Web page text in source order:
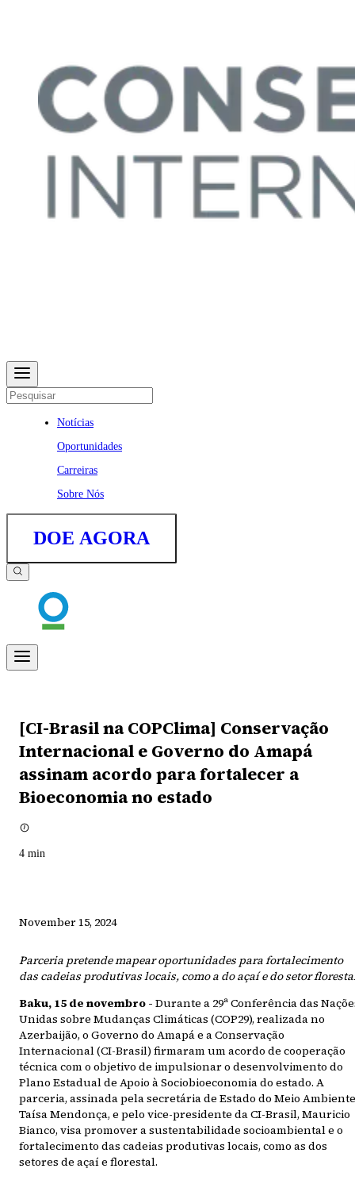
Notícias
Oportunidades
Carreiras
Sobre Nós
DOE AGORA
[CI-Brasil na COPClima] Conservação
Internacional e Governo do Amapá
assinam acordo para fortalecer a
Bioeconomia no estado
4 min
November 15, 2024
Parceria pretende mapear oportunidades para fortalecimento
das cadeias produtivas locais, como a do açaí e do setor
Baku, 15 de novembro - Durante a 29ª Conferência das
Unidas sobre Mudanças Climáticas (COP29), realizada no
Azerbaijão, o Governo do Amapá e a Conservação
Internacional (CI-Brasil) firmaram um acordo de cooperação
técnica com o objetivo de impulsionar o desenvolvimento do
Plano Estadual de Apoio à Sociobioeconomia do estado. A
parceria, assinada pela secretária de Estado do Meio
Taísa Mendonça, e pelo vice-presidente da CI-Brasil, Mauricio
Bianco, visa promover a sustentabilidade socioambiental e o
fortalecimento das cadeias produtivas locais, como as dos
setores de açaí e florestal.